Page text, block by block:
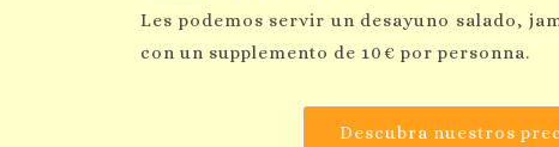
Les podemos servir un desayuno salado,
con un supplemento de 10€ por personna.
Descubra nuestros